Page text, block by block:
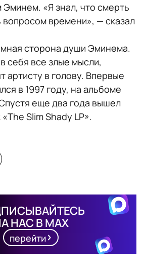
Эминем. «Я знал, что смерть
времени», — сказал
сторона души Эминема.
себя все злые мысли,
артисту в голову. Впервые
в 1997 году, на альбоме
еще два года вышел
Slim Shady LP».
НАС В MAX
перейти